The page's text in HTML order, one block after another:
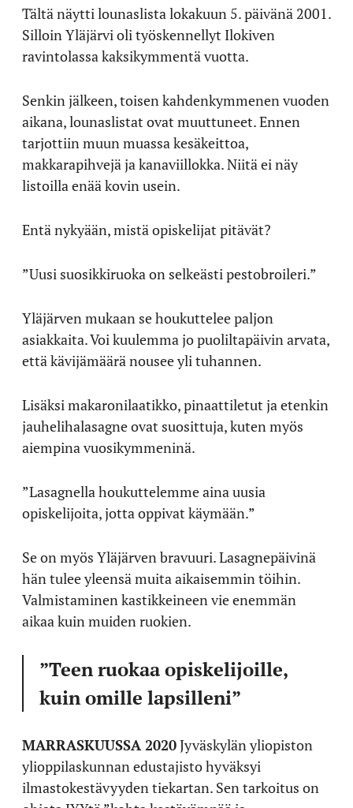
Tältä näytti lounaslista lokakuun 5. päivänä 2001.
Silloin Yläjärvi oli työskennellyt Ilokiven
ravintolassa kaksikymmentä vuotta.
Senkin jälkeen, toisen kahdenkymmenen vuoden
aikana, lounaslistat ovat muuttuneet. Ennen
tarjottiin muun muassa kesäkeittoa,
makkarapihvejä ja kanaviillokka. Niitä ei näy
listoilla enää kovin usein.
Entä nykyään, mistä opiskelijat pitävät?
”Uusi suosikkiruoka on selkeästi pestobroileri.”
Yläjärven mukaan se houkuttelee paljon
asiakkaita. Voi kuulemma jo puoliltapäivin arvata,
että kävijämäärä nousee yli tuhannen.
Lisäksi makaronilaatikko, pinaattiletut ja etenkin
jauhelihalasagne ovat suosittuja, kuten myös
aiempina vuosikymmeninä.
”Lasagnella houkuttelemme aina uusia
opiskelijoita, jotta oppivat käymään.”
Se on myös Yläjärven bravuuri. Lasagnepäivinä
hän tulee yleensä muita aikaisemmin töihin.
Valmistaminen kastikkeineen vie enemmän
aikaa kuin muiden ruokien.
”Teen ruokaa opiskelijoille,
kuin omille lapsilleni”
MARRASKUUSSA 2020Jyväskylän yliopiston
ylioppilaskunnan edustajisto hyväksyi
ilmastokestävyyden tiekartan. Sen tarkoitus on